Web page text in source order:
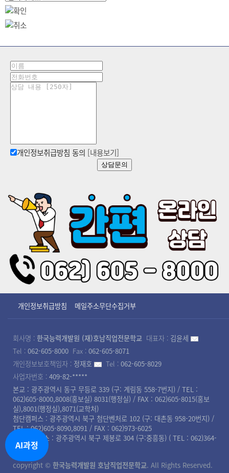
개인정보취급방침 동의 [내용보기]
상담문의
개인정보취급방침 메일주소무단수집거부
회사명 : 한국능력개발원 (재)호남직업전문학교 대표자 : 김윤세
Tel : 062-605-8000 Fax : 062-605-8071
개인정보보호책임자 : 정재호 Tel : 062-605-8029
사업자번호 : 409-82-*****
본교 : 광주광역시 동구 무등로 339 (구: 계림동 558-7번지) / TEL :
062)605-8000,8008(홍보실) 8031(행정실) / FAX : 062)605-8015(홍보
실),8001(행정실),8071(교학처)
첨단캠퍼스 : 광주광역시 북구 첨단벤처로 102 (구: 대촌동 958-20번지) /
TEL : 062)605-8090,8091 / FAX : 062)973-6025
북광주캠퍼스 : 광주광역시 북구 제봉로 304 (구:중흥동) ( TEL : 062)364-
8008 )
copyright © 한국능력개발원 호남직업전문학교. All Rights Reserved.
AI과정